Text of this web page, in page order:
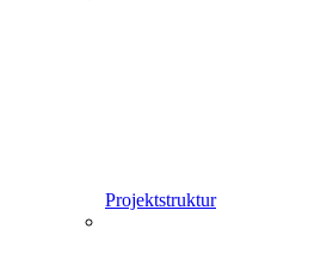
Projektstruktur